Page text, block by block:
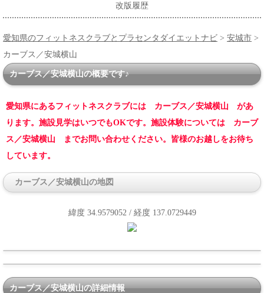
改版履歴
愛知県のフィットネスクラブとプラセンタダイエットナビ > 安城市 >
カーブス／安城横山
カーブス／安城横山の概要です♪
愛知県にあるフィットネスクラブには カーブス／安城横山 があ
ります。施設見学はいつでもOKです。施設体験については カーブ
ス／安城横山 までお問い合わせください。皆様のお越しをお待ち
しています。
カーブス／安城横山の地図
緯度 34.9579052 / 経度 137.0729449
カーブス／安城横山の詳細情報